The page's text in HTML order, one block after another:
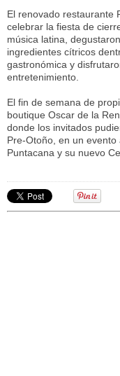
El renovado restaurante
celebrar la fiesta de
música latina,
ingredientes cítricos
gastronómica y
entretenimiento.
El fin de semana de
boutique Oscar de la
donde los invitados
Pre-Otoño, en un
Puntacana y su nuevo